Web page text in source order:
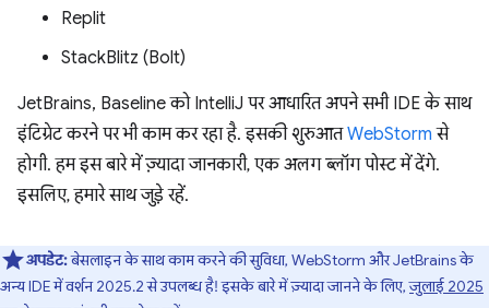
Replit
StackBlitz (Bolt)
JetBrains, Baseline को IntelliJ पर आधारित अपने सभी IDE के साथ
इंटिग्रेट करने पर भी काम कर रहा है. इसकी शुरुआतWebStorm से
होगी. हम इस बारे में ज़्यादा जानकारी, एक अलग ब्लॉग पोस्ट में देंगे.
इसलिए, हमारे साथ जुड़े रहें.
अपडेट:बेसलाइन के साथ काम करने की सुविधा, WebStorm और JetBrains के
अन्य IDE में वर्शन 2025.2 से उपलब्ध है! इसके बारे में ज़्यादा जानने के लिए,जुलाई 2025